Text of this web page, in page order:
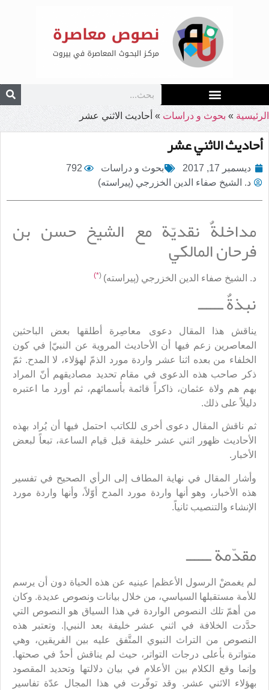
الرئيسية » بحوث و دراسات » أحاديث الاثني عشر
أحاديث الاثني عشر
ديسمبر 17, 2017 بحوث و دراسات
792
د. الشيخ صفاء الدين الخزرجي (پيراسته)
مداخلةٌ نقديّة مع الشيخ حسن بن
فرحان المالكي
د. الشيخ صفاء الدين الخزرجي (پيراسته) (
*)
نبذةٌ ــــــ
يناقش هذا المقال دعوى معاصِرة أطلقها بعض الباحثين
المعاصرين زعم فيها أن الأحاديث المروية عن النبيّ| في كون
الخلفاء من بعده اثنا عشر واردة مورد الذمّ لهؤلاء، لا المدح. ثمّ
ذكر صاحب هذه الدعوى في مقام تحديد مصاديقهم أنّ المراد
بهم هم ولاة عثمان، ذاكراً قائمة بأسمائهم، ثم أورد ما اعتبره
دليلاً على ذلك.
ثم ناقش المقال دعوى أخرى للكاتب احتمل فيها أن يُراد بهذه
الأحاديث ظهور اثني عشر خليفة قبل قيام الساعة، تبعاً لبعض
الأخبار.
وأشار المقال في نهاية المطاف إلى الرأي الصحيح في تفسير
هذه الأخبار، وهو أنها واردة مورد المدح أوّلاً، وأنها واردة مورد
الإنشاء والتنصيب ثانياً.
مقدّمة ــــــ
لم يغمضْ الرسول الأعظم| عينيه عن هذه الحياة دون أن يرسم
للأمة مستقبلها السياسي، من خلال بيانات ونصوص عديدة. وكان
من أهمّ تلك النصوص الواردة في هذا السياق هو النصوص التي
حدَّدت الخلافة في اثني عشر خليفة بعد النبي|. وتعتبر هذه
النصوص من التراث النبوي المتَّفق عليه بين الفريقين، وهي
متواترة بأعلى درجات التواتر، حيث لم يناقش أحدٌ في صحتها.
وإنما وقع الكلام بين الأعلام في بيان دلالتها وتحديد المقصود
بهؤلاء الاثني عشر. وقد توفّرت في هذا المجال عدّة تفاسير